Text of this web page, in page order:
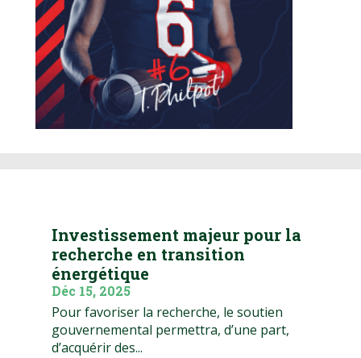
Investissement majeur pour la
recherche en transition
énergétique
Déc 15, 2025
Pour favoriser la recherche, le soutien
gouvernemental permettra, d’une part,
d’acquérir des...